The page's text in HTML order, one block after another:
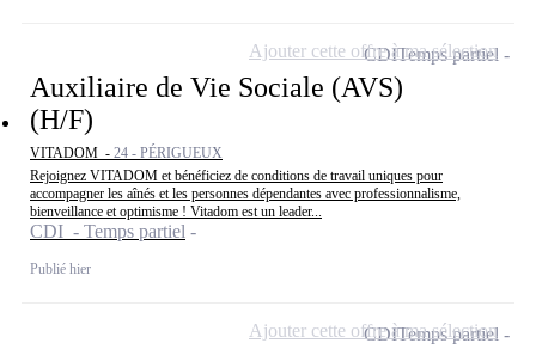
Auxiliaire de Vie Sociale (AVS)
(H/F)
VITADOM - 24 - PÉRIGUEUX
Rejoignez VITADOM et bénéficiez de conditions de travail uniques pour
accompagner les aînés et les personnes dépendantes avec professionnalisme,
bienveillance et optimisme ! Vitadom est un leader...
CDI - Temps partiel
Publié hier
CDITemps partiel
Ajouter cette offre à ma sélection
CDITemps partiel
Ajouter cette offre à ma sélection